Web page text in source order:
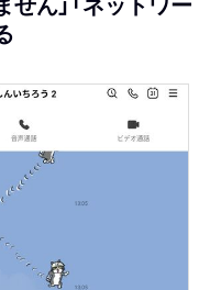
せん」「ネットワー